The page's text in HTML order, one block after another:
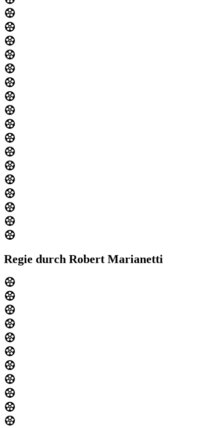
Regie durch Robert Marianetti